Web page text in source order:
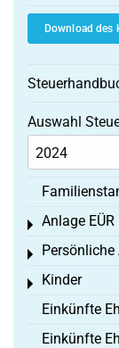
Download des
Auswahl
Anlage EÜR
Toggle menu
Persönliche
Toggle menu
Kinder
Toggle menu
Einkünfte
Einkünfte